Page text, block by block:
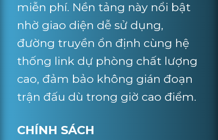
miễn phí. Nền tảng này nổi bật
nhờ giao diện dễ sử dụng,
đường truyền ổn định cùng hệ
thống link dự phòng chất lượng
cao, đảm bảo không gián đoạn
trận đấu dù trong giờ cao điểm.
CHÍNH SÁCH